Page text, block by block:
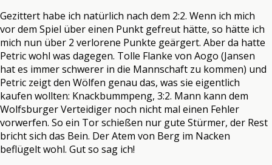
Gezittert habe ich natürlich nach dem 2:2. Wenn ich mich
vor dem Spiel über einen Punkt gefreut hätte, so hätte ich
mich nun über 2 verlorene Punkte geärgert. Aber da hatte
Petric wohl was dagegen. Tolle Flanke von Aogo (Jansen
hat es immer schwerer in die Mannschaft zu kommen) und
Petric zeigt den Wölfen genau das, was sie eigentlich
kaufen wollten: Knackbummpeng, 3:2. Mann kann dem
Wolfsburger Verteidiger noch nicht mal einen Fehler
vorwerfen. So ein Tor schießen nur gute Stürmer, der Rest
bricht sich das Bein. Der Atem von Berg im Nacken
beflügelt wohl. Gut so sag ich!